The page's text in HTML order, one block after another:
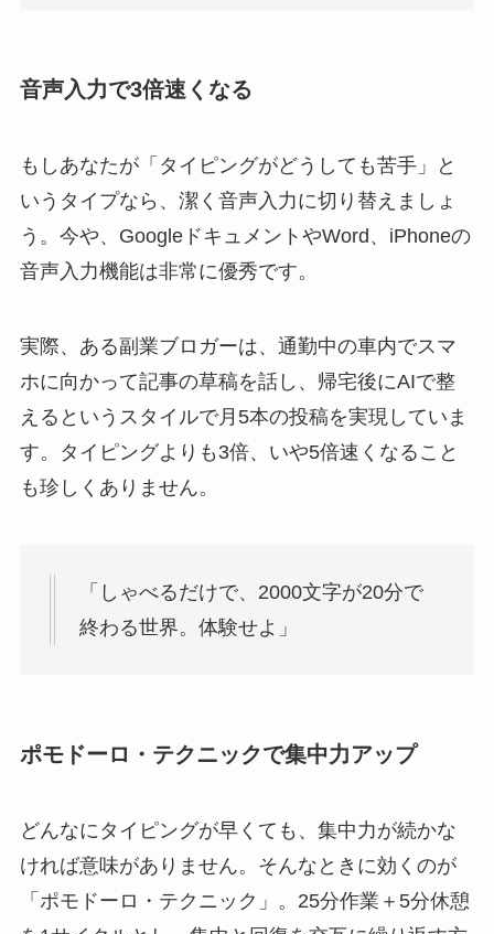
音声入力で3倍速くなる
もしあなたが「タイピングがどうしても苦手」と
いうタイプなら、潔く音声入力に切り替えましょ
う。今や、GoogleドキュメントやWord、iPhoneの
音声入力機能は非常に優秀です。
実際、ある副業ブロガーは、通勤中の車内でスマ
ホに向かって記事の草稿を話し、帰宅後にAIで整
えるというスタイルで月5本の投稿を実現していま
す。タイピングよりも3倍、いや5倍速くなること
も珍しくありません。
「しゃべるだけで、2000文字が20分で
終わる世界。体験せよ」
ポモドーロ・テクニックで集中力アップ
どんなにタイピングが早くても、集中力が続かな
ければ意味がありません。そんなときに効くのが
「ポモドーロ・テクニック」。25分作業＋5分休憩